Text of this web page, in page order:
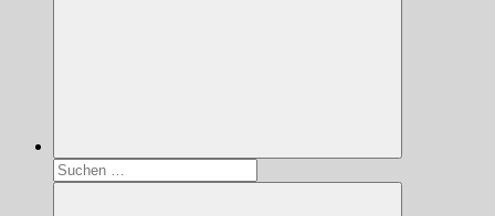
Suchen
nach: